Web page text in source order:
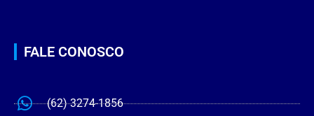
FALE CONOSCO
(62) 3274-1856